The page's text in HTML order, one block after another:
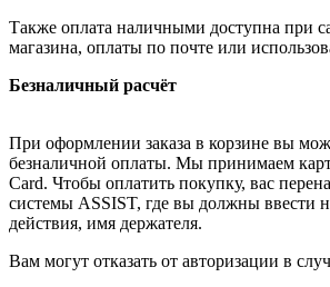
Также оплата наличными доступна при
магазина, оплаты по почте или
Безналичный расчёт
При оформлении заказа в корзине вы
безналичной оплаты. Мы принимаем
Card. Чтобы оплатить покупку, вас
системы ASSIST, где вы должны ввести
действия, имя держателя.
Вам могут отказать от авторизации в